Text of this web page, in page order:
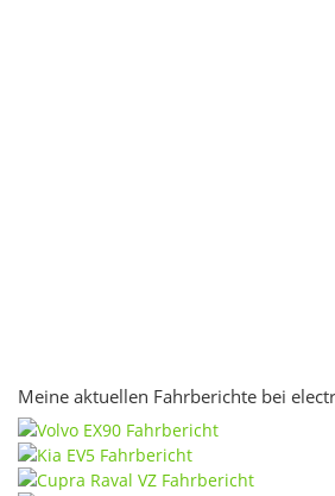
Meine aktuellen Fahrberichte bei